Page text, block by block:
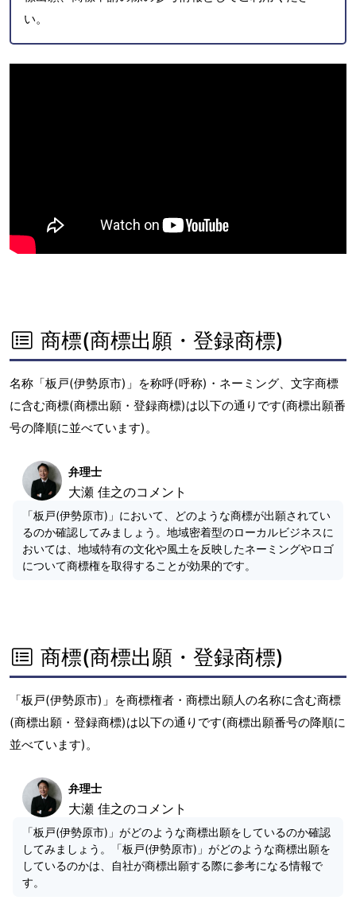
い。
商標(商標出願・登録商標)
名称「板戸(伊勢原市)」を称呼(呼称)・ネーミング、文字商標
に含む商標(商標出願・登録商標)は以下の通りです(商標出願番
号の降順に並べています)。
弁理士
大瀬 佳之のコメント
「板戸(伊勢原市)」において、どのような商標が出願されてい
るのか確認してみましょう。地域密着型のローカルビジネスに
おいては、地域特有の文化や風土を反映したネーミングやロゴ
について商標権を取得することが効果的です。
商標(商標出願・登録商標)
「板戸(伊勢原市)」を商標権者・商標出願人の名称に含む商標
(商標出願・登録商標)は以下の通りです(商標出願番号の降順に
並べています)。
弁理士
大瀬 佳之のコメント
「板戸(伊勢原市)」がどのような商標出願をしているのか確認
してみましょう。「板戸(伊勢原市)」がどのような商標出願を
しているのかは、自社が商標出願する際に参考になる情報で
す。